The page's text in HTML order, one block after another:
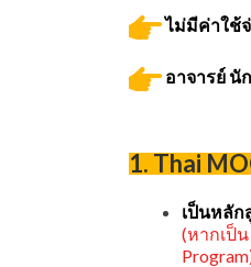
ไม่มีค่าใช้
อาจารย์ นั
1. Thai
เป็นหลัก
(หากเป็